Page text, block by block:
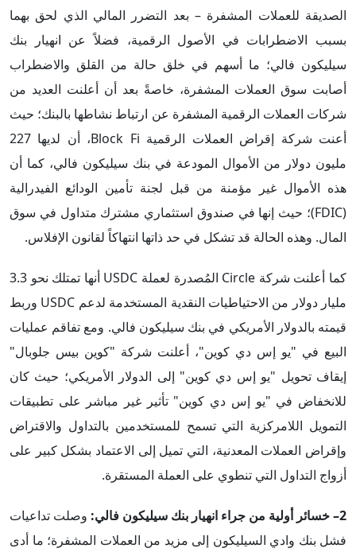
الصديقة للعملات المشفرة – بعد التضرر المالي الذي لحق بهما
بسبب الاضطرابات في الأصول الرقمية، فضلاً عن انهيار بنك
سيليكون فالي؛ ما أسهم في خلق حالة من القلق والاضطراب
أصابت سوق العملات المشفرة، خاصةً بعد أن أعلنت العديد من
شركات العملات الرقمية المشفرة عن ارتباط نشاطها بالبنك؛ حيث
أعنت شركة إقراض العملات الرقمية Block Fi، أن لديها 227
مليون دولار من الأموال المودعة في بنك سيليكون فالي، كما أن
هذه الأموال غير مؤمنة من قبل لجنة تأمين الودائع الفيدرالية
(FDIC)؛ حيث إنها في صندوق استثماري مشترك متداول في سوق
المال. وهذه الحالة قد تشكل في حد ذاتها انتهاكاً لقانون الإفلاس.
كما أعلنت شركة Circle المُصدرة لعملة USDC أنها تمتلك نحو 3.3
مليار دولار من الاحتياطيات النقدية المستخدمة لدعم USDC وربط
قيمته بالدولار الأمريكي في بنك سيليكون فالي. ومع تفاقم عمليات
البيع في "يو إس دي كوين"، أعلنت شركة "كوين بيس جلوبال"
إيقاف تحويل "يو إس دي كوين" إلى الدولار الأمريكي؛ حيث كان
للانخفاض في "يو إس دي كوين" تأثير غير مباشر على تطبيقات
التمويل اللامركزية التي تسمح للمستخدمين بالتداول والاقتراض
وإقراض العملات المعدنية، التي تميل إلى الاعتماد بشكل كبير على
أزواج التداول التي تنطوي على العملة المستقرة.
2– خسائر أولية من جراء انهيار بنك سيليكون فالي:
وصلت تداعيات
فشل بنك وادي السيليكون إلى مزيد من العملات المشفرة؛ ما أدى